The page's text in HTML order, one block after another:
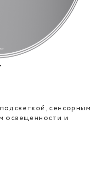
сенсорным
освещенности и